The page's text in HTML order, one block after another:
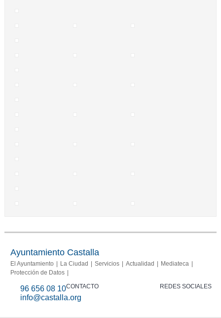
Ayuntamiento Castalla
El Ayuntamiento La Ciudad Servicios Actualidad
Mediateca
Protección de Datos
CONTACTO
96 656 08 10
info@castalla.org
REDES SOCIALES